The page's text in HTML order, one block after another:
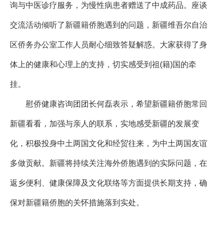
询与中医诊疗服务，为慢性病患者赠送了中成药品。座谈
交流活动倾听了新疆籍侨胞遇到的问题，新疆维吾尔自治
区侨务办公室工作人员耐心细致答疑解惑。大家获得了身
体上的健康和心理上的支持，切实感受到祖(籍)国的牵
挂。
慰侨健康咨询团团长何磊表示，希望新疆籍侨胞常回
新疆看看，加强与亲人的联系，实地感受新疆的发展变
化，积极投身中土两国文化和经贸往来，为中土两国友谊
多做贡献。新疆将持续关注海外侨胞遇到的实际问题，在
返乡便利、健康保障及文化联络等方面提供长期支持，确
保对新疆籍侨胞的关怀措施落到实处。